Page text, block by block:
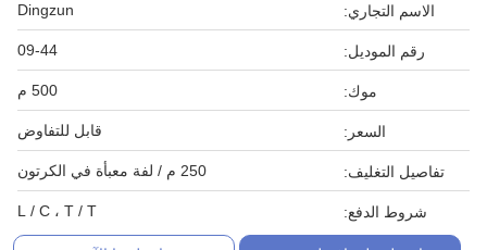
الاسم التجاري: Dingzun
رقم الموديل: 09-44
موك: 500 م
السعر: قابل للتفاوض
تفاصيل التغليف: 250 م / لفة معبأة في الكرتون
شروط الدفع: L / C ، T / T